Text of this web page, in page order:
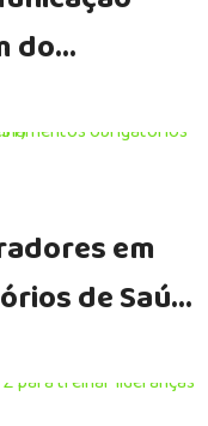
do
em
de Saúde